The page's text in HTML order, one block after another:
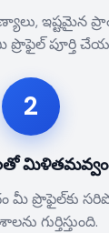
ఇష్టమైన
పూర్తి
2
మీ ప్రొఫైల్‌కు
గుర్తిస్తుంది.